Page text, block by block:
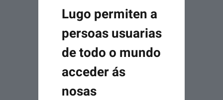
Lugo permiten a
persoas usuarias
de todo o mundo
acceder ás
nosas